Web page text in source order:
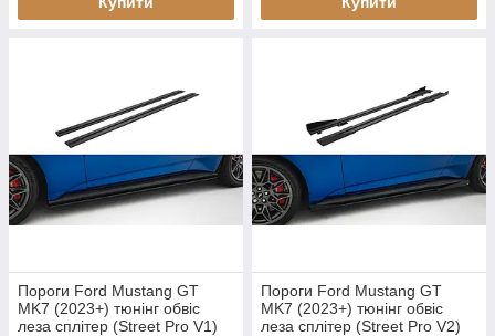
Пороги Ford Mustang GT
MK7 (2023+) тюнінг обвіс
леза сплітер (Street Pro V1)
Пороги Ford Mustang GT
MK7 (2023+) тюнінг обвіс
леза сплітер (Street Pro V2)